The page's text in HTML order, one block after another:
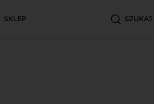
SKLEP SZUKAJ